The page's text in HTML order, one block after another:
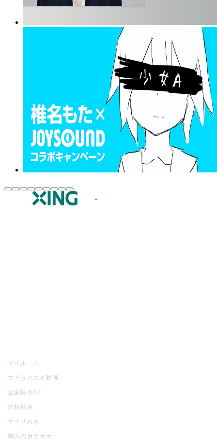
マイルーム
マイうたスキ動画
全国採点GP
分析採点
マイりれき
前回のカラオケ